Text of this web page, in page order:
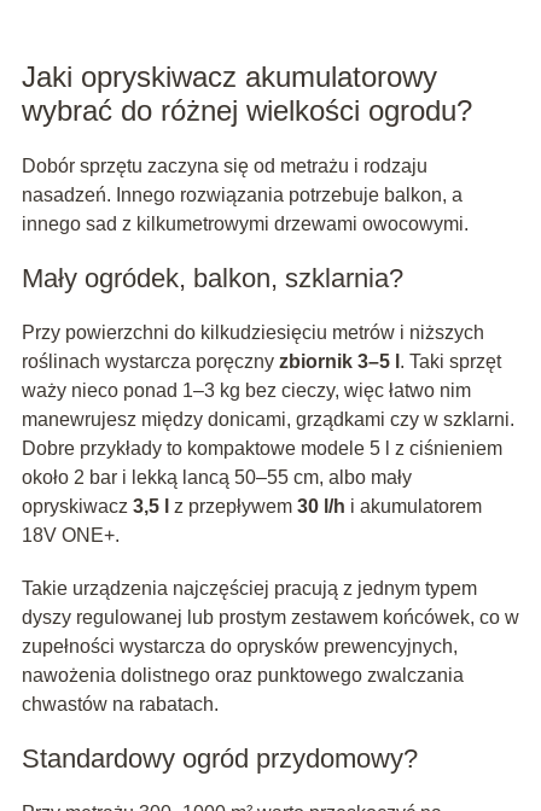
Jaki opryskiwacz akumulatorowy
wybrać do różnej wielkości ogrodu?
Dobór sprzętu zaczyna się od metrażu i rodzaju
nasadzeń. Innego rozwiązania potrzebuje balkon, a
innego sad z kilkumetrowymi drzewami owocowymi.
Mały ogródek, balkon, szklarnia?
Przy powierzchni do kilkudziesięciu metrów i niższych
roślinach wystarcza poręczny zbiornik 3–5 l . Taki sprzęt
waży nieco ponad 1–3 kg bez cieczy, więc łatwo nim
manewrujesz między donicami, grządkami czy w szklarni.
Dobre przykłady to kompaktowe modele 5 l z ciśnieniem
około 2 bar i lekką lancą 50–55 cm, albo mały
opryskiwacz 3,5 l z przepływem 30 l/h i akumulatorem
18V ONE+.
Takie urządzenia najczęściej pracują z jednym typem
dyszy regulowanej lub prostym zestawem końcówek, co w
zupełności wystarcza do oprysków prewencyjnych,
nawożenia dolistnego oraz punktowego zwalczania
chwastów na rabatach.
Standardowy ogród przydomowy?